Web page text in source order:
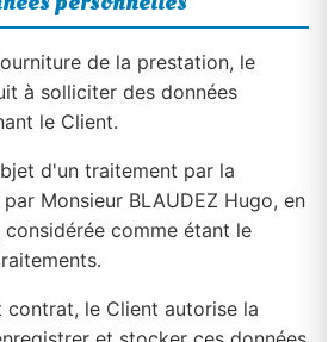
de la prestation, le
à solliciter des données
le Client.
d'un traitement par la
Monsieur BLAUDEZ Hugo, en
comme étant le
contrat, le Client autorise la